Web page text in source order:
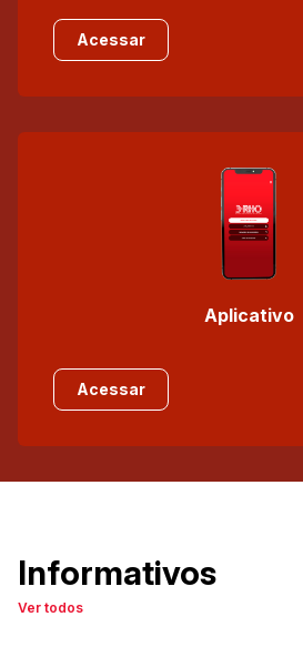
Acessar
Aplicativo
Acessar
Informativos
Ver todos